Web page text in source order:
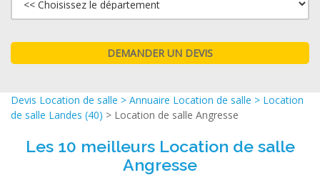
Devis Location de salle > Annuaire Location de salle > Location
de salle Landes (40) > Location de salle Angresse
Les 10 meilleurs Location de salle
Angresse